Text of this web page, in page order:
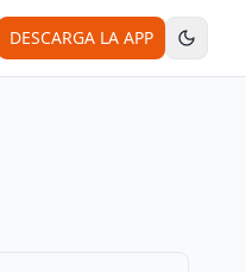
DESCARGA LA APP